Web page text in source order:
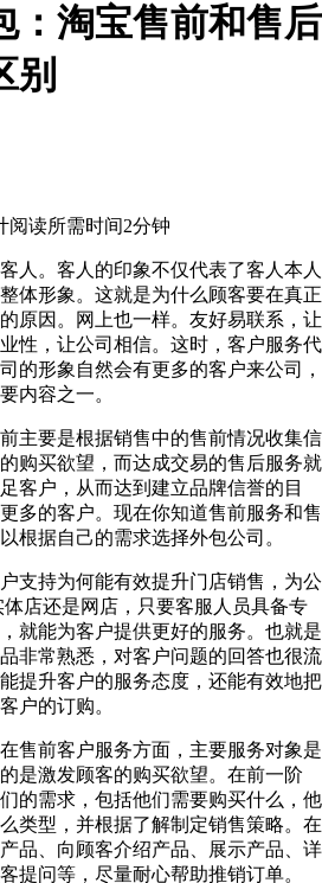
：淘宝售前和售后
别
阅读所需时间2分钟
。客人的印象不仅代表了客人本人
体形象。这就是为什么顾客要在真正
原因。网上也一样。友好易联系，让
性，让公司相信。这时，客户服务代
的形象自然会有更多的客户来公司，
内容之一。
要是根据销售中的售前情况收集信
购买欲望，而达成交易的售后服务就
客户，从而达到建立品牌信誉的目
多的客户。现在你知道售前服务和售
根据自己的需求选择外包公司。
持为何能有效提升门店销售，为公
店还是网店，只要客服人员具备专
就能为客户提供更好的服务。也就是
非常熟悉，对客户问题的回答也很流
提升客户的服务态度，还能有效地把
户的订购。
前客户服务方面，主要服务对象是
是激发顾客的购买欲望。在前一阶
的需求，包括他们需要购买什么，他
类型，并根据了解制定销售策略。在
品、向顾客介绍产品、展示产品、详
提问等，尽量耐心帮助推销订单。